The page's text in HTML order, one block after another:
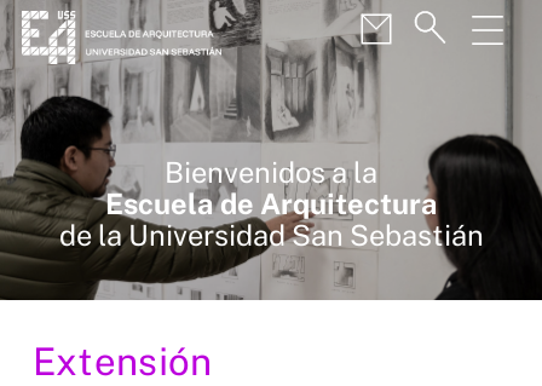
Bienvenidos a la
Escuela de Arquitectura
de la Universidad San Sebastián
Extensión